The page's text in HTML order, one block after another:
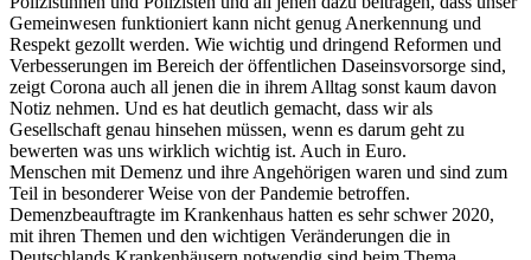
Gemeinwesen funktioniert kann nicht genug Anerkennung und
Respekt gezollt werden. Wie wichtig und dringend Reformen und
Verbesserungen im Bereich der öffentlichen Daseinsvorsorge sind,
zeigt Corona auch all jenen die in ihrem Alltag sonst kaum davon
Notiz nehmen. Und es hat deutlich gemacht, dass wir als
Gesellschaft genau hinsehen müssen, wenn es darum geht zu
bewerten was uns wirklich wichtig ist. Auch in Euro.
Menschen mit Demenz und ihre Angehörigen waren und sind zum
Teil in besonderer Weise von der Pandemie betroffen.
Demenzbeauftragte im Krankenhaus hatten es sehr schwer 2020,
mit ihren Themen und den wichtigen Veränderungen die in